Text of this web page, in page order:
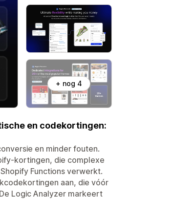
+ nog 4
en codekortingen:
en minder fouten.
kortingen, die complexe
Functions verwerkt.
aan, die vóór
Logic Analyzer markeert